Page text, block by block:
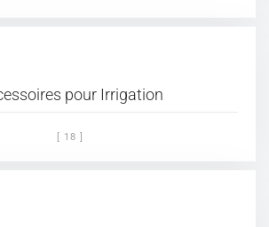
pour Irrigation
[ 18 ]